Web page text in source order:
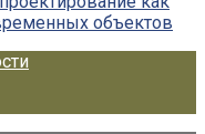
объектов